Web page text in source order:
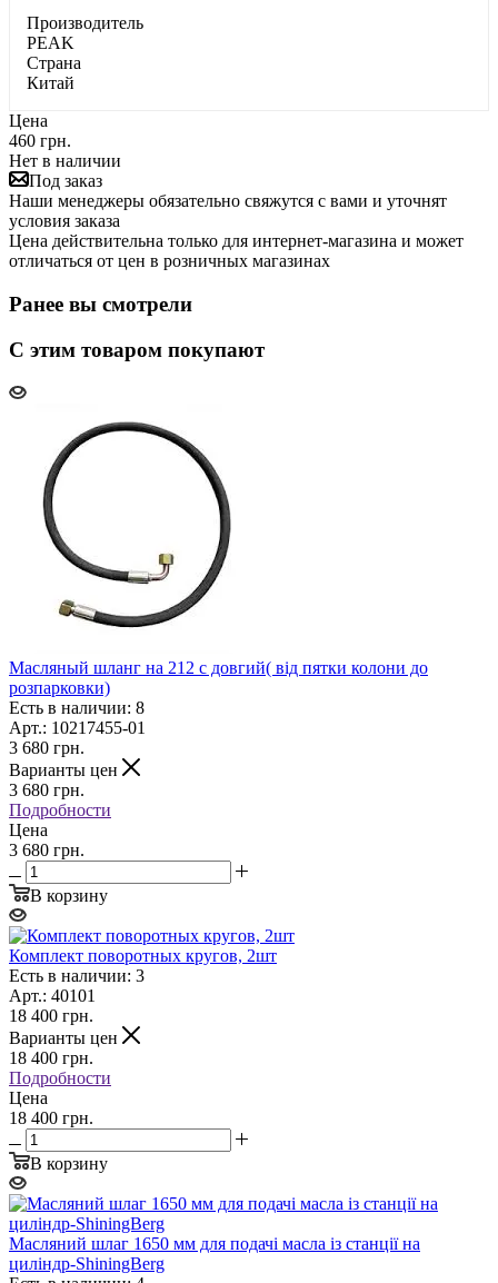
Производитель
PEAK
Страна
Китай
Цена
460 грн.
Нет в наличии
Под заказ
Наши менеджеры обязательно свяжутся с вами и уточнят
условия заказа
Цена действительна только для интернет-магазина и может
отличаться от цен в розничных магазинах
Ранее вы смотрели
С этим товаром покупают
Масляный шланг на 212 с довгий( від пятки колони до
розпарковки)
Есть в наличии: 8
Арт.: 10217455-01
3 680 грн.
Варианты цен
3 680 грн.
Подробности
Цена
3 680 грн.
В корзину
Комплект поворотных кругов, 2шт
Есть в наличии: 3
Арт.: 40101
18 400 грн.
Варианты цен
18 400 грн.
Подробности
Цена
18 400 грн.
В корзину
Масляний шлаг 1650 мм для подачі масла із станції на
циліндр-ShiningBerg